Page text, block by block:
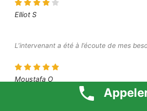
Elliot S
L’intervenant a été à l’écoute de mes
Moustafa O